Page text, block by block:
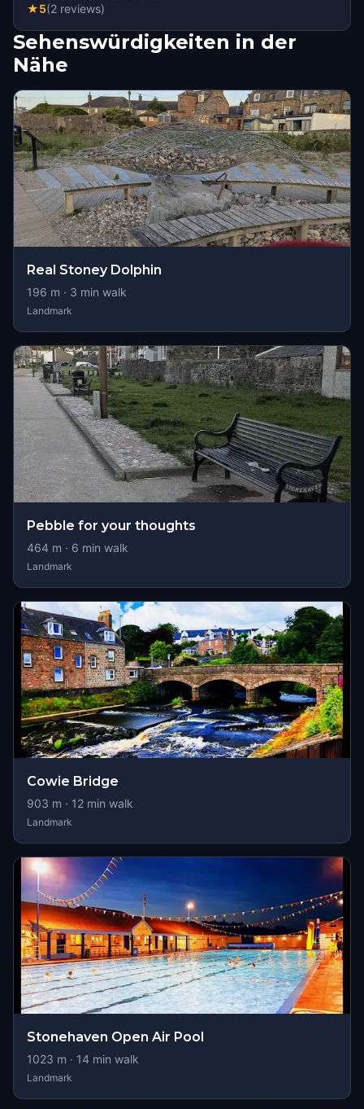
★5(2 reviews)
Sehenswürdigkeiten in der
Nähe
Real Stoney Dolphin
196 m · 3 min walk
Landmark
Pebble for your thoughts
464 m · 6 min walk
Landmark
Cowie Bridge
903 m · 12 min walk
Landmark
Stonehaven Open Air Pool
1023 m · 14 min walk
Landmark